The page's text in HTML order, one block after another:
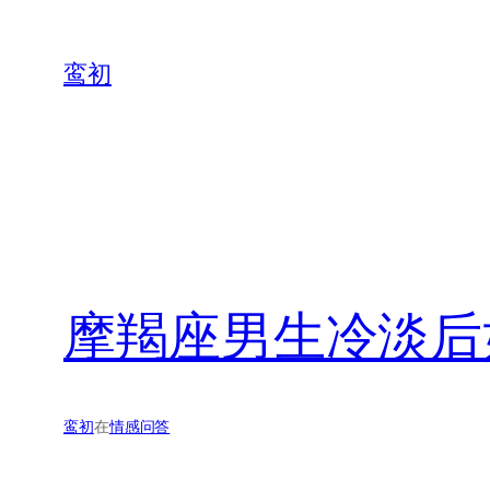
鸾初
摩羯座男生冷淡
鸾初在情感问答